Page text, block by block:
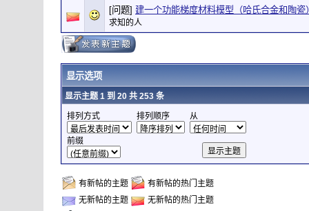
[问题] 建一个功能梯度材料模型（哈氏合金和陶瓷
求知的人
显示选项
显示主题 1 到 20 共 253 条
排列方式 排列顺序 从
前缀
有新帖的主题
有新帖的热门主题
无新帖的主题
无新帖的热门主题